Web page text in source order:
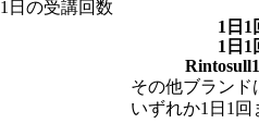
1日の受講回数
1日1
1日1
その他ブランド
いずれか1日1